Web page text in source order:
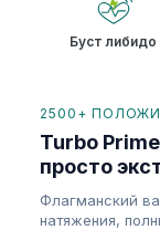
Буст либидо
2500+
Turbo
просто
Флагманский
натяжения,